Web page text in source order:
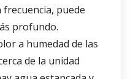
frecuencia, puede
profundo.
a humedad de las
de la unidad